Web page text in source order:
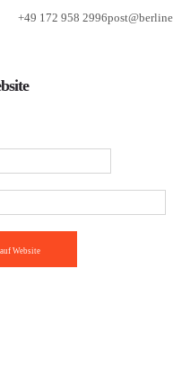
+49 172 958 2996
Website